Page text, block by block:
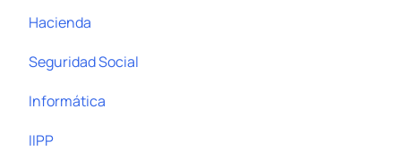
Hacienda
Seguridad Social
Informática
IIPP